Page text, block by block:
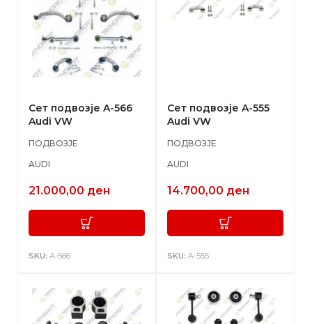
Сет подвозје A-566
Audi VW
ПОДВОЗЈЕ
AUDI
21.000,00 ден
SKU: А-566
Сет подвозје A-555
Audi VW
ПОДВОЗЈЕ
AUDI
14.700,00 ден
SKU: A-555